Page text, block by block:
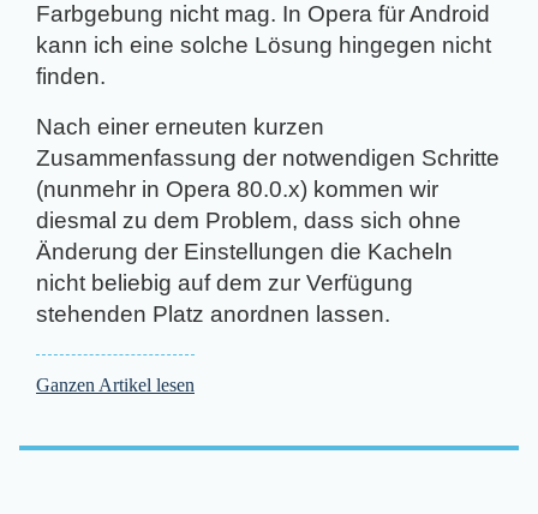
Farbgebung nicht mag. In Opera für Android
kann ich eine solche Lösung hingegen nicht
finden.
Nach einer erneuten kurzen
Zusammenfassung der notwendigen Schritte
(nunmehr in Opera 80.0.x) kommen wir
diesmal zu dem Problem, dass sich ohne
Änderung der Einstellungen die Kacheln
nicht beliebig auf dem zur Verfügung
stehenden Platz anordnen lassen.
Ganzen Artikel lesen